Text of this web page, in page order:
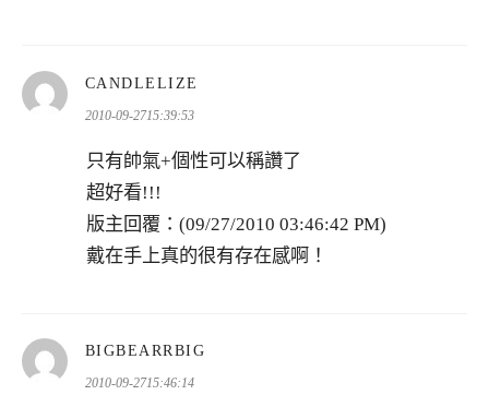
CANDLELIZE
2010-09-2715:39:53
只有帥氣+個性可以稱讚了
超好看!!!
版主回覆：(09/27/2010 03:46:42 PM)
戴在手上真的很有存在感啊！
BIGBEARRBIG
2010-09-2715:46:14